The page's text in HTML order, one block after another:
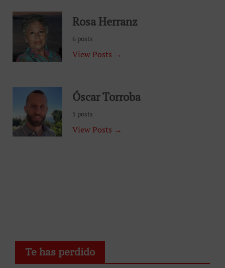
Rosa Herranz
6 posts
View Posts →
Óscar Torroba
5 posts
View Posts →
Te has perdido